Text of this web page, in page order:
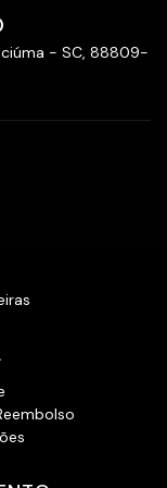
- SC, 88809-